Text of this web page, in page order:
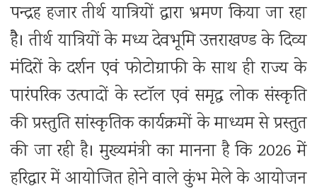
पन्द्रह हजार तीर्थ यात्रियों द्वारा भ्रमण किया जा रहा
हैै। तीर्थ यात्रियों के मध्य देवभूमि उत्तराखण्ड के दिव्य
मंदिरों के दर्शन एवं फोटोग्राफी के साथ ही राज्य के
पारंपरिक उत्पादों के स्टॉल एवं समृद्ध लोक संस्कृति
की प्रस्तुति सांस्कृतिक कार्यक्रमों के माध्यम से प्रस्तुत
की जा रही है। मुख्यमंत्री का मानना है कि 2026 में
हरिद्वार में आयोजित होने वाले कुंभ मेले के आयोजन